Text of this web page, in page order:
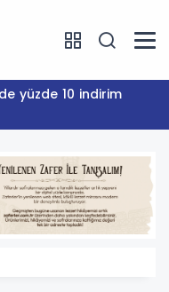
yüzde 10 indirim